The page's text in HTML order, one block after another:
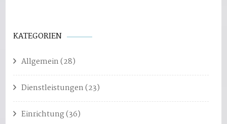
KATEGORIEN
Allgemein(28)
Dienstleistungen(23)
Einrichtung(36)